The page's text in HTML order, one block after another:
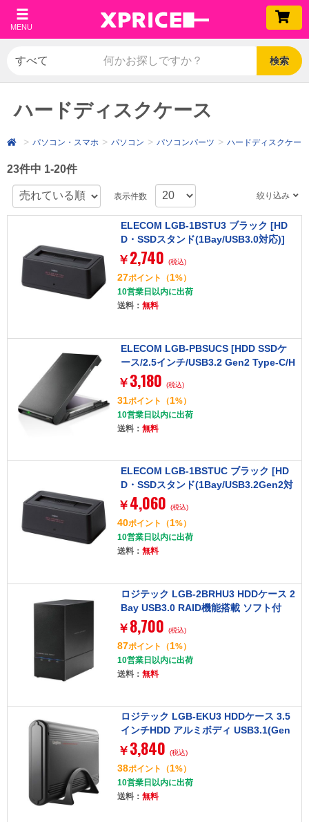
MENU
検索
ハードディスクケース
パソコン・スマホ パソコン パソコンパーツ ハードディスクケース
23件中 1-20件
表示件数 絞り込み
ELECOM LGB-1BSTU3 ブラック [HD
D・SSDスタンド(1Bay/USB3.0対応)]
￥ 2,740 (税込)
27ポイント （1%）
10営業日以内に出荷
送料： 無料
ELECOM LGB-PBSUCS [HDD SSDケ
ース/2.5インチ/USB3.2 Gen2 Type-C/H
DDコピーソフト付/ブラック]
￥ 3,180 (税込)
31ポイント （1%）
10営業日以内に出荷
送料： 無料
ELECOM LGB-1BSTUC ブラック [HD
D・SSDスタンド(1Bay/USB3.2Gen2対
応)]
￥ 4,060 (税込)
40ポイント （1%）
10営業日以内に出荷
送料： 無料
ロジテック LGB-2BRHU3 HDDケース 2
Bay USB3.0 RAID機能搭載 ソフト付
￥ 8,700 (税込)
87ポイント （1%）
10営業日以内に出荷
送料： 無料
ロジテック LGB-EKU3 HDDケース 3.5
インチHDD アルミボディ USB3.1(Gen
1)対応 SATA3対応
￥ 3,840 (税込)
38ポイント （1%）
10営業日以内に出荷
送料： 無料